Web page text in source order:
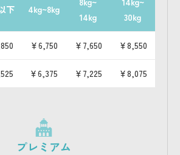
下 4kg~8kg
14kg
30kg
￥6,750 ￥7,650 ￥8,550
￥6,375 ￥7,225 ￥8,075
プレミアム